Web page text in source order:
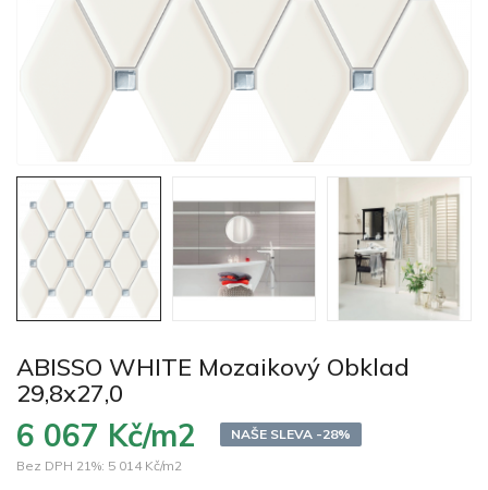
ABISSO WHITE Mozaikový Obklad
29,8x27,0
6 067 Kč/m2
NAŠE SLEVA -28%
Bez DPH 21%: 5 014 Kč/m2